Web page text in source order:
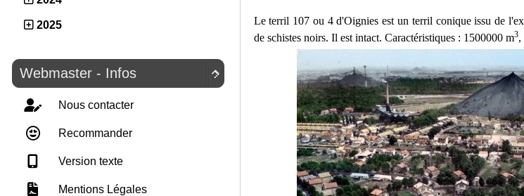
2025

Webmaster - Infos
Nous contacter
Recommander
Version texte
Mentions Légales
Le terril 107 ou 4 d'Oignies est un terril conique issu de
de schistes noirs. Il est intact. Caractéristiques : 1500000 m3,